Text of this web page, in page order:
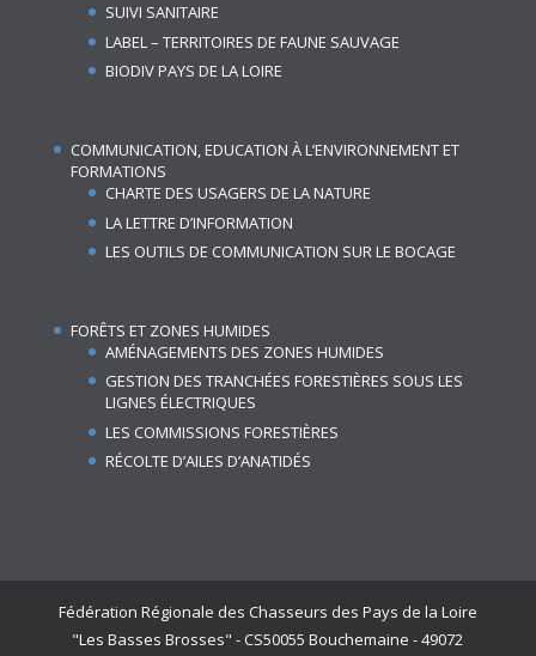
SUIVI SANITAIRE
LABEL – TERRITOIRES DE FAUNE SAUVAGE
BIODIV PAYS DE LA LOIRE
COMMUNICATION, EDUCATION À L’ENVIRONNEMENT ET
FORMATIONS
CHARTE DES USAGERS DE LA NATURE
LA LETTRE D’INFORMATION
LES OUTILS DE COMMUNICATION SUR LE BOCAGE
FORÊTS ET ZONES HUMIDES
AMÉNAGEMENTS DES ZONES HUMIDES
GESTION DES TRANCHÉES FORESTIÈRES SOUS LES
LIGNES ÉLECTRIQUES
LES COMMISSIONS FORESTIÈRES
RÉCOLTE D’AILES D’ANATIDÉS
Fédération Régionale des Chasseurs des Pays de la Loire
"Les Basses Brosses" - CS50055 Bouchemaine - 49072